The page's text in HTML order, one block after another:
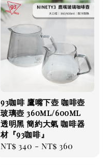
93咖啡 鷹嘴下壺 咖啡壺
玻璃壺 360ml/600ml
透明黑 簡約大氣 咖啡器
材『93咖啡』
Regular
NT$ 340 -NT$ 360